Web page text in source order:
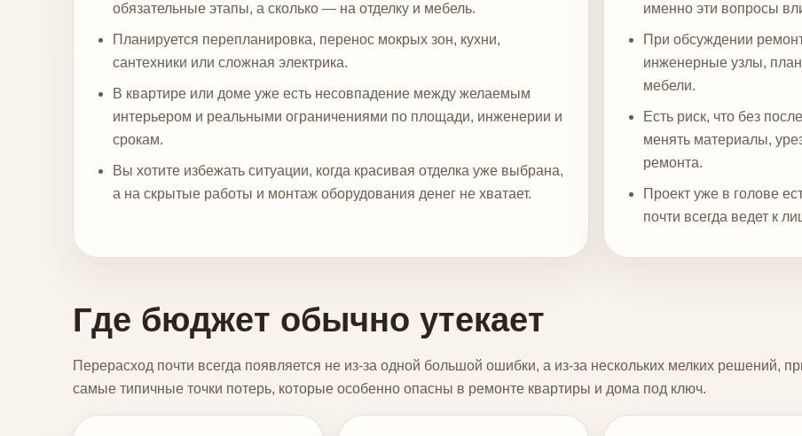
обязательные этапы, а сколько — на отделку и мебель.
Планируется перепланировка, перенос мокрых зон, кухни,
сантехники или сложная электрика.
В квартире или доме уже есть несовпадение между желаемым
интерьером и реальными ограничениями по площади, инженерии и
срокам.
Вы хотите избежать ситуации, когда красивая отделка уже выбрана,
а на скрытые работы и монтаж оборудования денег не хватает.
именно эти вопросы
При обсуждении
инженерные узлы,
мебели.
Есть риск, что без
менять материалы,
ремонта.
Проект уже в голове
почти всегда ведет к
Где бюджет обычно утекает
Перерасход почти всегда появляется не из-за одной большой ошибки, а из-за нескольких мелких
самые типичные точки потерь, которые особенно опасны в ремонте квартиры и дома под ключ.